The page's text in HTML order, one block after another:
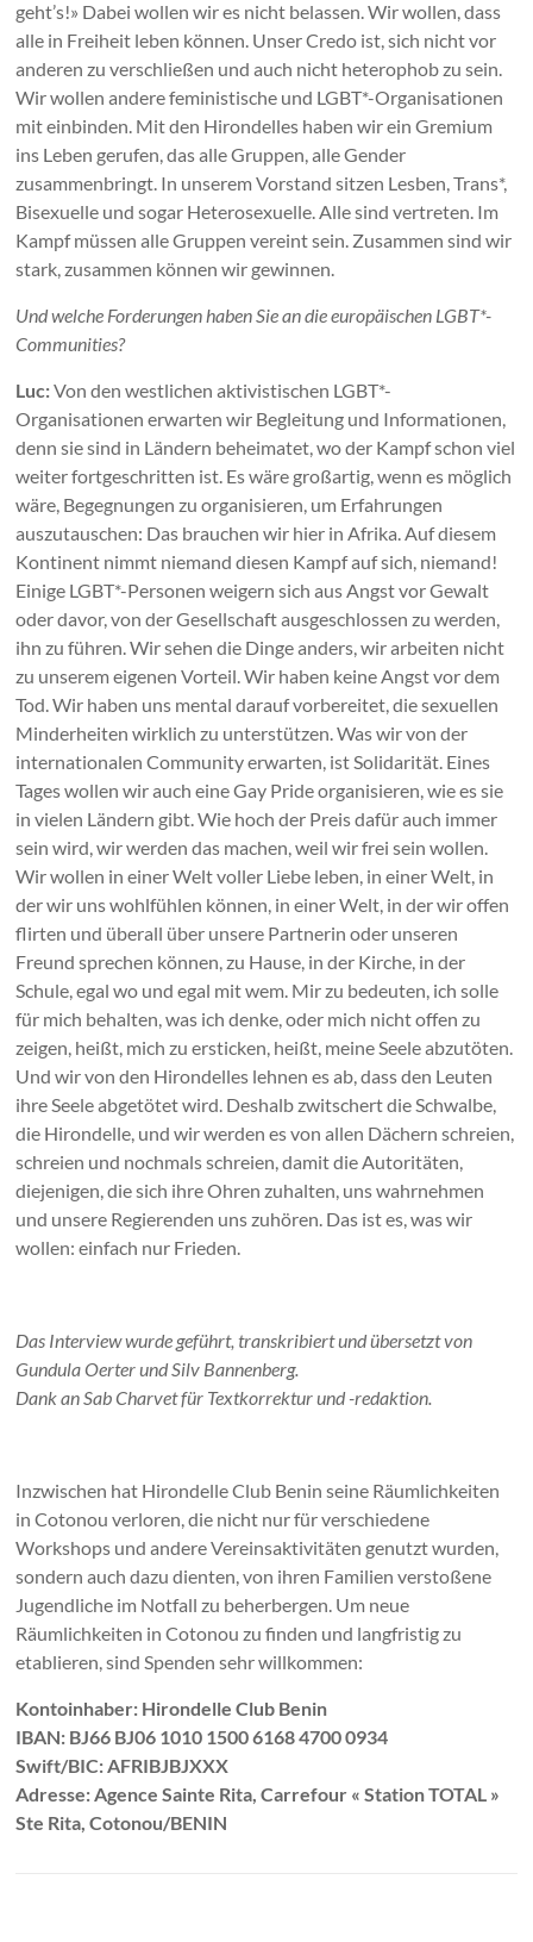
geht’s!» Dabei wollen wir es nicht belassen. Wir wollen, dass
alle in Freiheit leben können. Unser Credo ist, sich nicht vor
anderen zu verschließen und auch nicht heterophob zu sein.
Wir wollen andere feministische und LGBT*-Organisationen
mit einbinden. Mit den Hirondelles haben wir ein Gremium
ins Leben gerufen, das alle Gruppen, alle Gender
zusammenbringt. In unserem Vorstand sitzen Lesben, Trans*,
Bisexuelle und sogar Heterosexuelle. Alle sind vertreten. Im
Kampf müssen alle Gruppen vereint sein. Zusammen sind wir
stark, zusammen können wir gewinnen.
Und welche Forderungen haben Sie an die europäischen LGBT*-
Communities?
Luc:Von den westlichen aktivistischen LGBT*-
Organisationen erwarten wir Begleitung und Informationen,
denn sie sind in Ländern beheimatet, wo der Kampf schon viel
weiter fortgeschritten ist. Es wäre großartig, wenn es möglich
wäre, Begegnungen zu organisieren, um Erfahrungen
auszutauschen: Das brauchen wir hier in Afrika. Auf diesem
Kontinent nimmt niemand diesen Kampf auf sich, niemand!
Einige LGBT*-Personen weigern sich aus Angst vor Gewalt
oder davor, von der Gesellschaft ausgeschlossen zu werden,
ihn zu führen. Wir sehen die Dinge anders, wir arbeiten nicht
zu unserem eigenen Vorteil. Wir haben keine Angst vor dem
Tod. Wir haben uns mental darauf vorbereitet, die sexuellen
Minderheiten wirklich zu unterstützen. Was wir von der
internationalen Community erwarten, ist Solidarität. Eines
Tages wollen wir auch eine Gay Pride organisieren, wie es sie
in vielen Ländern gibt. Wie hoch der Preis dafür auch immer
sein wird, wir werden das machen, weil wir frei sein wollen.
Wir wollen in einer Welt voller Liebe leben, in einer Welt, in
der wir uns wohlfühlen können, in einer Welt, in der wir offen
flirten und überall über unsere Partnerin oder unseren
Freund sprechen können, zu Hause, in der Kirche, in der
Schule, egal wo und egal mit wem. Mir zu bedeuten, ich solle
für mich behalten, was ich denke, oder mich nicht offen zu
zeigen, heißt, mich zu ersticken, heißt, meine Seele abzutöten.
Und wir von den Hirondelles lehnen es ab, dass den Leuten
ihre Seele abgetötet wird. Deshalb zwitschert die Schwalbe,
die Hirondelle, und wir werden es von allen Dächern schreien,
schreien und nochmals schreien, damit die Autoritäten,
diejenigen, die sich ihre Ohren zuhalten, uns wahrnehmen
und unsere Regierenden uns zuhören. Das ist es, was wir
wollen: einfach nur Frieden.
Das Interview wurde geführt, transkribiert und übersetzt von
Gundula Oerter und Silv Bannenberg.
Dank an Sab Charvet für Textkorrektur und -redaktion.
Inzwischen hat Hirondelle Club Benin seine Räumlichkeiten
in Cotonou verloren, die nicht nur für verschiedene
Workshops und andere Vereinsaktivitäten genutzt wurden,
sondern auch dazu dienten, von ihren Familien verstoßene
Jugendliche im Notfall zu beherbergen. Um neue
Räumlichkeiten in Cotonou zu finden und langfristig zu
etablieren, sind Spenden sehr willkommen:
Kontoinhaber: Hirondelle Club Benin
IBAN: BJ66 BJ06 1010 1500 6168 4700 0934
Swift/BIC: AFRIBJBJXXX
Adresse: Agence Sainte Rita, Carrefour « Station TOTAL »
Ste Rita, Cotonou/BENIN